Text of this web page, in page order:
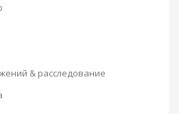
& расследование